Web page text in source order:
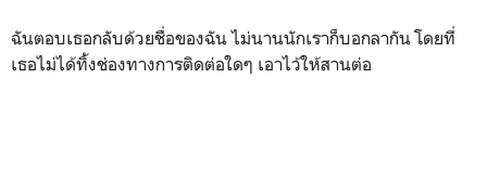
ฉันตอบเธอกลับด้วยชื่อของฉัน ไม่นานนักเราก็บอกลากัน โดยที่
เธอไม่ได้ทิ้งช่องทางการติดต่อใดๆ เอาไว้ให้สานต่อ